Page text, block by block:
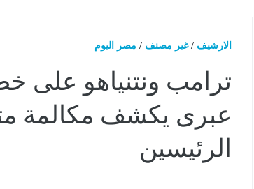
الارشيف /غير مصنف / مصر اليوم
ترامب ونتنياهو على
عبرى يكشف مكالمة
الرئيسين